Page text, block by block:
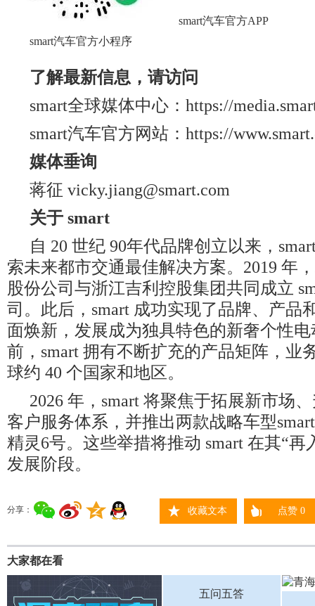
smart汽车官方小程序
smart汽车官方APP
了解最新信息，请访问
smart全球媒体中心：https://
smart汽车官方网站：https://
媒体垂询
蒋征 vicky.jiang@smart.com
关于 smart
自 20 世纪 90年代品牌创立以来，
索未来都市交通最佳解决方案。2019 年
股份公司与浙江吉利控股集团共同成立
司。此后，smart 成功实现了品牌、产品
面焕新，发展成为独具特色的新奢个性
前，smart 拥有不断扩充的产品矩阵，业
球约 40 个国家和地区。
2026 年，smart 将聚焦于拓展新市场、
客户服务体系，并推出两款战略车型
精灵6号。这些举措将推动 smart 在其“再
发展阶段。
分享： 收藏文本 点赞0
大家都在看
五问五答